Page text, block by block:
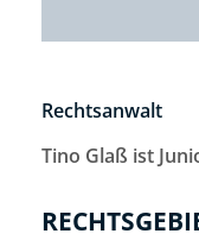
Rechtsanwalt
Tino Glaß ist